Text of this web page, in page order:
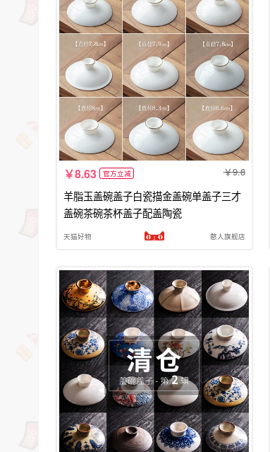
8.63 官方立减 9.8
羊脂玉盖碗盖子白瓷描金盖碗单盖子三才
盖碗茶碗茶杯盖子配盖陶瓷
天猫好物 憨人旗舰店